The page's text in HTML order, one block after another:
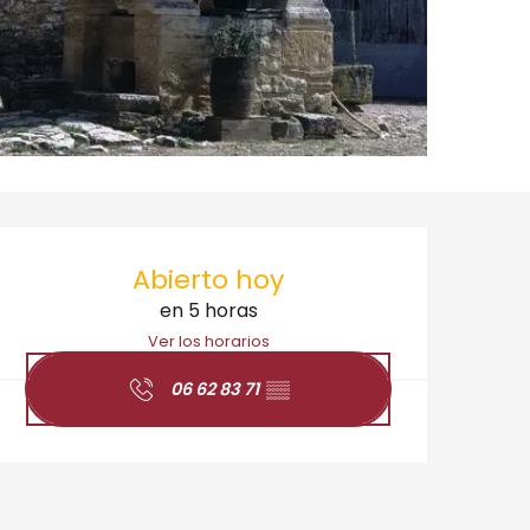
Abierto hoy
en 5 horas
Ver los horarios
06 62 83 71 ▒▒